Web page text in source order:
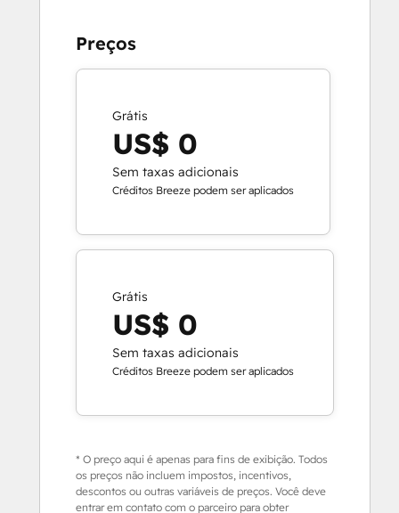
Preços
Grátis
US$ 0
Sem taxas adicionais
Créditos Breeze podem ser aplicados
Grátis
US$ 0
Sem taxas adicionais
Créditos Breeze podem ser aplicados
* O preço aqui é apenas para fins de exibição. Todos
os preços não incluem impostos, incentivos,
descontos ou outras variáveis de preços. Você deve
entrar em contato com o parceiro para obter